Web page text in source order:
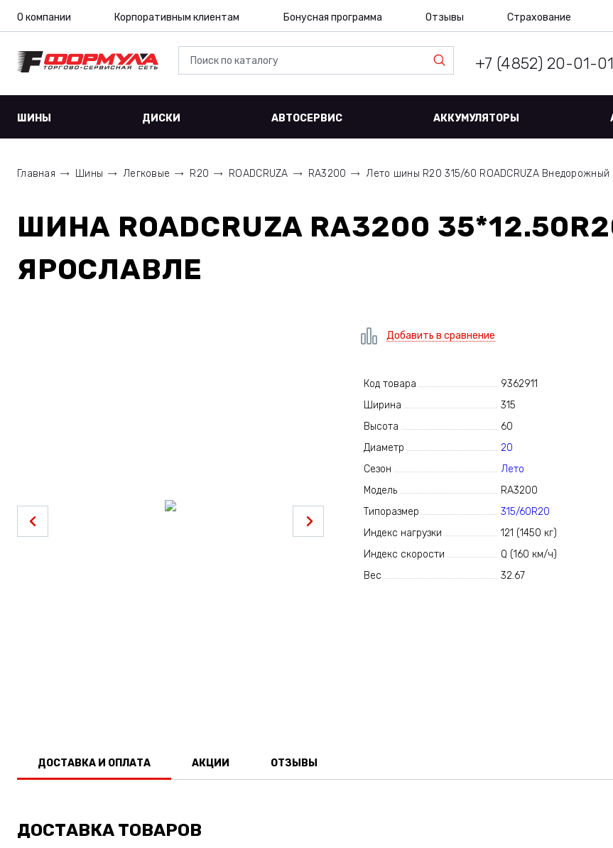
О компании Корпоративным клиентам Бонусная программа Отзывы Страхование
+7 (4852) 20-01-01
ШИНЫ ДИСКИ АВТОСЕРВИС АККУМУЛЯТОРЫ
Главная Шины Легковые R20 ROADCRUZA RA3200 Лето шины R20 315/60 ROADCRUZA
ШИНА ROADCRUZA RA3200
ЯРОСЛАВЛЕ
Добавить в сравнение
Код товара
9362911
Ширина
315
Высота
60
Диаметр
20
Сезон
Лето
Модель
RA3200
Типоразмер
315/60R20
Индекс нагрузки
121 (1450 кг)
Индекс скорости
Q (160 км/ч)
Вес
32.67
ДОСТАВКА И ОПЛАТА АКЦИИ ОТЗЫВЫ
ДОСТАВКА ТОВАРОВ